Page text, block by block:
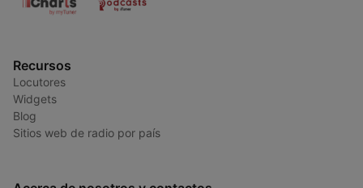
Recursos
Locutores
Widgets
Blog
Sitios web de radio por país